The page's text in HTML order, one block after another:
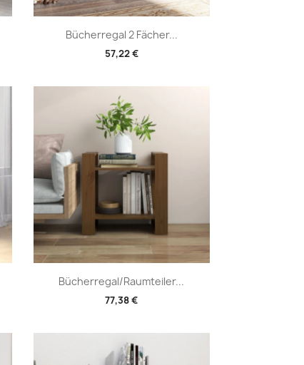
Bücherregal 2 Fächer...
57,22 €
Vorschau
Bücherregal/Raumteiler...
77,38 €
Vorschau